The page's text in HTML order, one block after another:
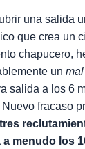
una salida
que crea un
chapucero,
un
salida a los 6
fracaso
menudo los